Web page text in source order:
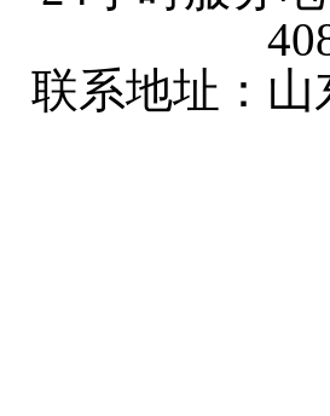
联系地址：